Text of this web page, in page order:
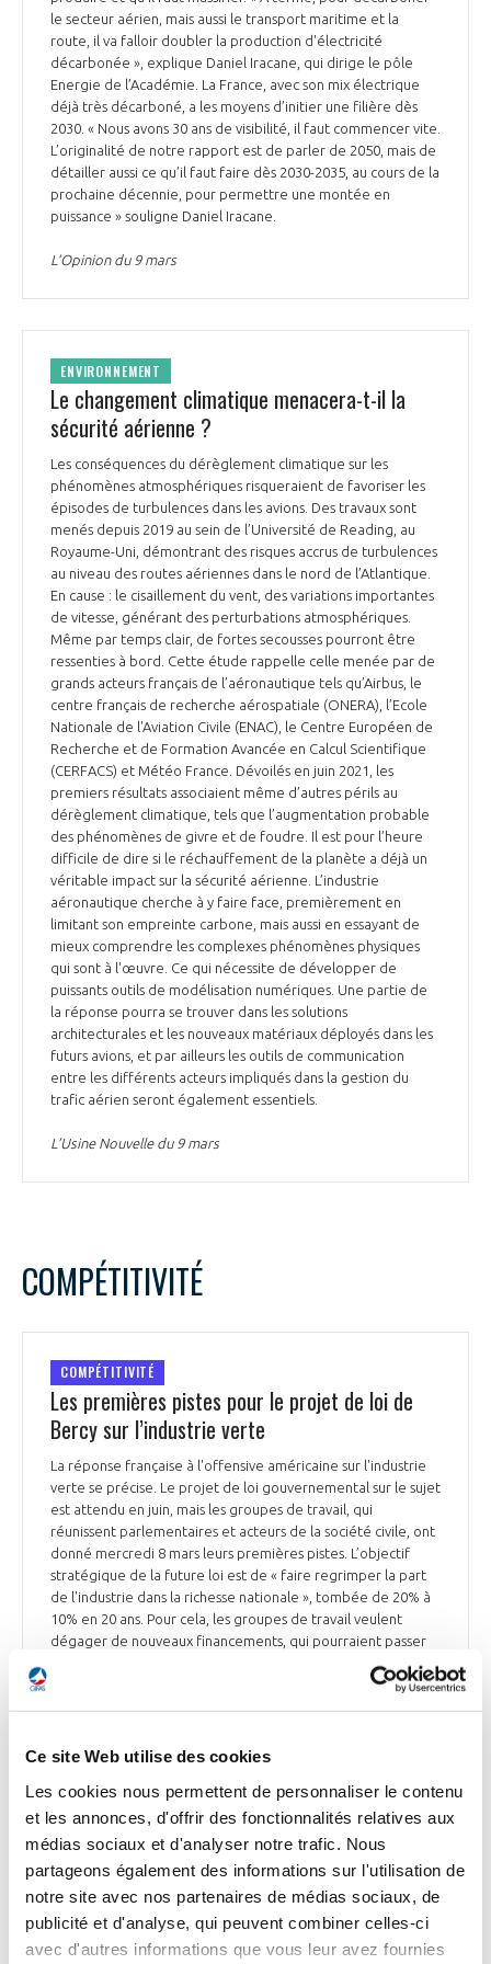
Ce site Web utilise des cookies
Les cookies nous permettent de personnaliser le contenu
et les annonces, d'offrir des fonctionnalités relatives aux
médias sociaux et d'analyser notre trafic. Nous
partageons également des informations sur l'utilisation de
notre site avec nos partenaires de médias sociaux, de
publicité et d'analyse, qui peuvent combiner celles-ci
avec d'autres informations que vous leur avez fournies
le secteur aérien, mais aussi le transport maritime et la
route, il va falloir doubler la production d'électricité
décarbonée », explique Daniel Iracane, qui dirige le pôle
Energie de l’Académie. La France, avec son mix électrique
déjà très décarboné, a les moyens d’initier une filière dès
2030. « Nous avons 30 ans de visibilité, il faut commencer vite.
L’originalité de notre rapport est de parler de 2050, mais de
détailler aussi ce qu’il faut faire dès 2030-2035, au cours de la
prochaine décennie, pour permettre une montée en
puissance » souligne Daniel Iracane.
L’Opinion du 9 mars
ENVIRONNEMENT
Le changement climatique menacera-t-il la
sécurité aérienne ?
Les conséquences du dérèglement climatique sur les
phénomènes atmosphériques risqueraient de favoriser les
épisodes de turbulences dans les avions. Des travaux sont
menés depuis 2019 au sein de l’Université de Reading, au
Royaume-Uni, démontrant des risques accrus de turbulences
au niveau des routes aériennes dans le nord de l’Atlantique.
En cause : le cisaillement du vent, des variations importantes
de vitesse, générant des perturbations atmosphériques.
Même par temps clair, de fortes secousses pourront être
ressenties à bord. Cette étude rappelle celle menée par de
grands acteurs français de l’aéronautique tels qu’Airbus, le
centre français de recherche aérospatiale (ONERA), l’Ecole
Nationale de l'Aviation Civile (ENAC), le Centre Européen de
Recherche et de Formation Avancée en Calcul Scientifique
(CERFACS) et Météo France. Dévoilés en juin 2021, les
premiers résultats associaient même d’autres périls au
dérèglement climatique, tels que l’augmentation probable
des phénomènes de givre et de foudre. Il est pour l’heure
difficile de dire si le réchauffement de la planète a déjà un
véritable impact sur la sécurité aérienne. L’industrie
aéronautique cherche à y faire face, premièrement en
limitant son empreinte carbone, mais aussi en essayant de
mieux comprendre les complexes phénomènes physiques
qui sont à l'œuvre. Ce qui nécessite de développer de
puissants outils de modélisation numériques. Une partie de
la réponse pourra se trouver dans les solutions
architecturales et les nouveaux matériaux déployés dans les
futurs avions, et par ailleurs les outils de communication
entre les différents acteurs impliqués dans la gestion du
trafic aérien seront également essentiels.
L’Usine Nouvelle du 9 mars
COMPÉTITIVITÉ
COMPÉTITIVITÉ
Les premières pistes pour le projet de loi de
Bercy sur l’industrie verte
La réponse française à l'offensive américaine sur l'industrie
verte se précise. Le projet de loi gouvernemental sur le sujet
est attendu en juin, mais les groupes de travail, qui
réunissent parlementaires et acteurs de la société civile, ont
donné mercredi 8 mars leurs premières pistes. L’objectif
stratégique de la future loi est de « faire regrimper la part
de l'industrie dans la richesse nationale », tombée de 20% à
10% en 20 ans. Pour cela, les groupes de travail veulent
dégager de nouveaux financements, qui pourraient passer
par « des nouveaux crédits d'impôts » pour soutenir « le
fiscalité avec le député Mathieu Lefèvre. Déjà évoquée, la
« Il s'agit de flécher l'épargne des Français vers la
décarbonation de l'industrie ». De plus, la loi comportera
aussi un volet concernant l'empreinte foncière, les friches et
procédures de 9 mois à 6 mois ». Enfin, il est aussi proposé
d’intégrer le coût du carbone dans un nouveau standard
baptisé par exemple « Excellence Environnementale
Européenne », qui serait utilisé pour pondérer les produits